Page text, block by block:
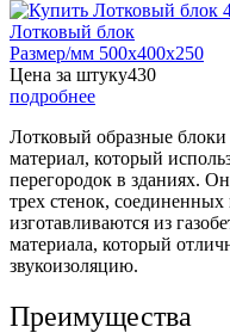
Лотковый блок
Размер/мм 500x400x250
Цена за штуку430
подробнее
Лотковый образные блоки
материал, который
перегородок в зданиях.
трех стенок,
изготавливаются из
материала, который
звукоизоляцию.
Преимущества